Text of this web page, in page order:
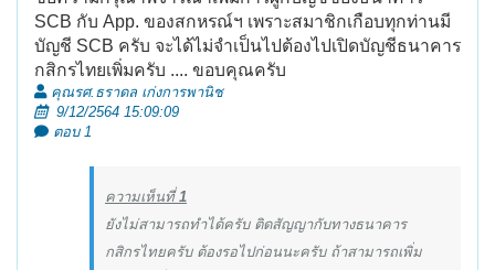
SCB กับ App. ของสกหรณ์ฯ เพราะสมาชิกเกือบทุกท่านมี
บัญชี SCB ครับ จะได้ไม่จำเป็นไปต้องไปเปิดบัญชีธนาคาร
กสิกรไทยเพิ่มครับ .... ขอบคุณครับ
คุณรศ.ธราดล เก่งการพานิช
9/12/2564 15:09:09
ตอบ 1
ความเห็นที่1
ยังไม่สามารถทำได้ครับ ติดสัญญากับทางธนาคาร
กสิกรไทยครับ ต้องรอไปก่อนนะครับ ถ้าสามารถเพิ่ม